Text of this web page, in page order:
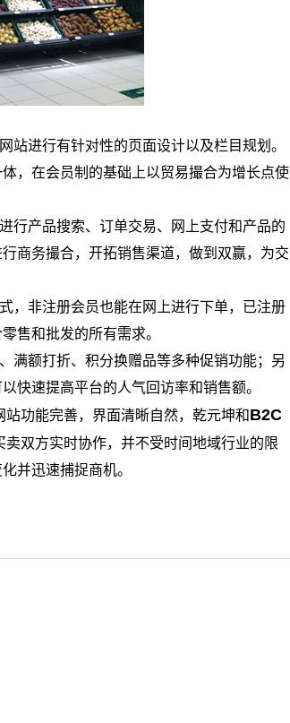
进行有针对性的页面设计以及栏目规划。
，在会员制的基础上以贸易撮合为增长点使
行产品搜索、订单交易、网上支付和产品的
商务撮合，开拓销售渠道，做到双赢，为交
，非注册会员也能在网上进行下单，已注册
售和批发的所有需求。
满额打折、积分换赠品等多种促销功能；另
快速提高平台的人气回访率和销售额。
功能完善，界面清晰自然，乾元坤和B2C
双方实时协作，并不受时间地域行业的限
并迅速捕捉商机。